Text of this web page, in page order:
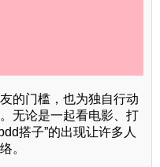
的门槛，也为独自行动
无论是一起看电影、打
搭子”的出现让许多人
。